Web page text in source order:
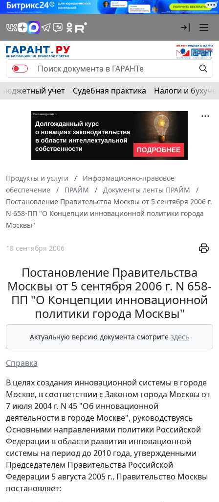
Бюджетный учет Судебная практика Налоги и
Продукты и услуги
Информационно-правовое
обеспечение
ПРАЙМ
Документы ленты ПРАЙМ
Постановление Правительства Москвы от 5 сентября 2006 г.
N 658-ПП "О Концепции инновационной политики города
Москвы"
18 сентября 2006
Постановление Правительства
Москвы от 5 сентября 2006 г. N 658-
ПП "О Концепции инновационной
политики города Москвы"
Актуальную версию документа смотрите здесь
Справка
В целях создания инновационной системы в городе
Москве, в соответствии с Законом города Москвы от
7 июля 2004 г. N 45 "Об инновационной
деятельности в городе Москве", руководствуясь
Основными направлениями политики Российской
Федерации в области развития инновационной
системы на период до 2010 года, утвержденными
Председателем Правительства Российской
Федерации 5 августа 2005 г., Правительство Москвы
постановляет: